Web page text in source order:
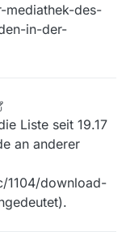
mediathek-des-
in-der-
2018, 23:33
Liste seit 19.17
an anderer
1104/download-